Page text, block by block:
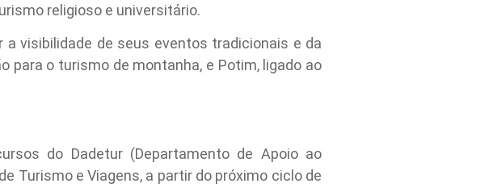
religioso e universitário.
a visibilidade de seus eventos tradicionais e da
o turismo de montanha, e Potim, ligado ao
do Dadetur (Departamento de Apoio ao
Turismo e Viagens, a partir do próximo ciclo de